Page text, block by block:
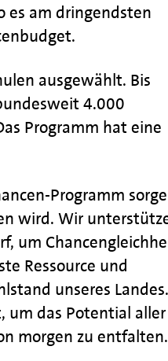
es am dringendsten
ausgewählt. Bis
4.000
Programm hat eine
Programm
wird. Wir
um
Ressource und
unseres Landes.
um das Potential aller
morgen zu